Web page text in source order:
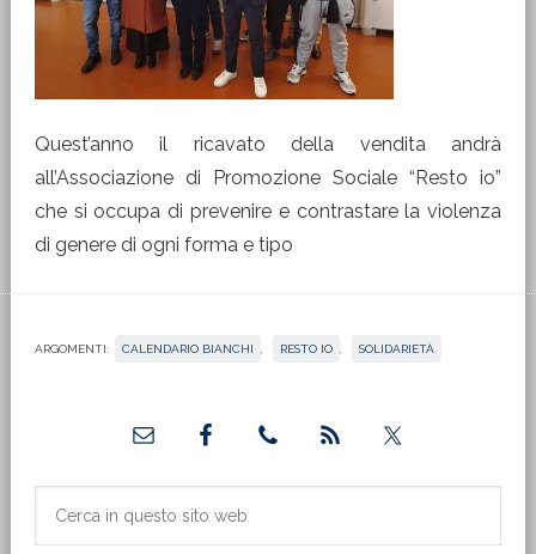
Quest’anno il ricavato della vendita andrà
all’Associazione di Promozione Sociale “Resto io”
che si occupa di prevenire e contrastare la violenza
di genere di ogni forma e tipo
ARGOMENTI: CALENDARIO BIANCHI RESTO IO SOLIDARIETÀ
primaria